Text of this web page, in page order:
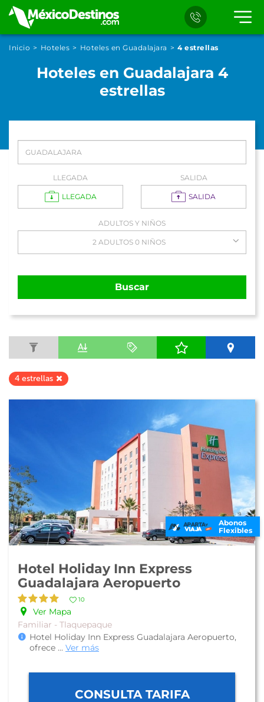
Inicio Hoteles Hoteles en Guadalajara 4 estrellas
Hoteles en Guadalajara 4
estrellas
LLEGADA
LLEGADA
SALIDA
SALIDA
ADULTOS Y NIÑOS
2 ADULTOS 0 NIÑOS
Buscar
4 estrellas
Abonos
Flexibles
Hotel Holiday Inn Express
Guadalajara Aeropuerto
10
Ver Mapa
Familiar - Tlaquepaque
Hotel Holiday Inn Express Guadalajara Aeropuerto,
ofrece ... Ver más
CONSULTA TARIFA